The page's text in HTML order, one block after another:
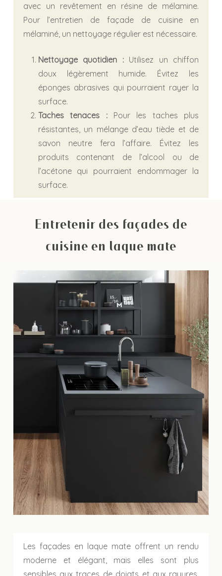
avec un revêtement en résine de mélamine.
Pour l’entretien de façade de cuisine en
mélaminé, un nettoyage régulier est nécessaire.
Nettoyage quotidien :Utilisez un chiffon
doux légèrement humide. Évitez les
éponges abrasives qui pourraient rayer la
surface.
Taches tenaces :Pour les taches plus
résistantes, un mélange d’eau tiède et de
savon neutre fera l’affaire. Évitez les
produits contenant de l’alcool ou de
l’acétone qui pourraient endommager la
surface.
Entretenir des façades de
cuisine en laque mate
Les façades en laque mate offrent un rendu
moderne et élégant, mais elles sont plus
sensibles aux traces de doigts et aux rayures.